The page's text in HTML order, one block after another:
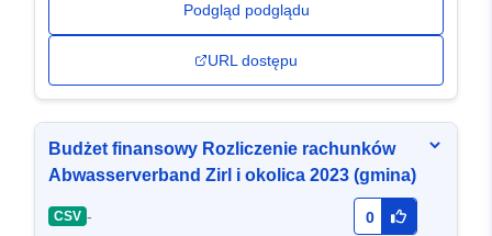
Podgląd podglądu
URL dostępu
Budżet finansowy Rozliczenie rachunków
Abwasserverband Zirl i okolica 2023 (gmina)
CSV - 0